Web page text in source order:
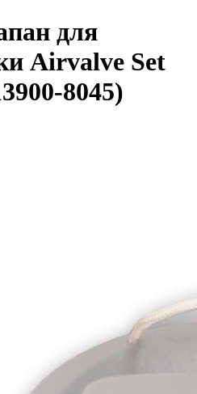
для
Airvalve Set
8045)